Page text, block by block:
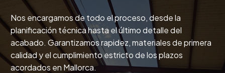
Nos encargamos de todo el proceso, desde la
planificación técnica hasta el último detalle del
acabado. Garantizamos rapidez, materiales de primera
calidad y el cumplimiento estricto de los plazos
acordados en Mallorca.